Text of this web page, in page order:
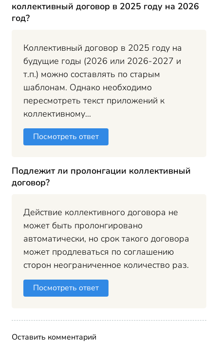
коллективный договор в 2025 году на 2026
год?
Коллективный договор в 2025 году на
будущие годы (2026 или 2026-2027 и
т.п.) можно составлять по старым
шаблонам. Однако необходимо
пересмотреть текст приложений к
коллективному...
Посмотреть ответ
Подлежит ли пролонгации коллективный
договор?
Действие коллективного договора не
может быть пролонгировано
автоматически, но срок такого договора
может продлеваться по соглашению
сторон неограниченное количество раз.
Посмотреть ответ
Оставить комментарий